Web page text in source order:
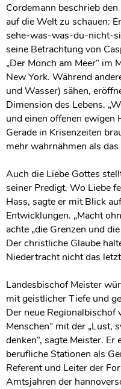
Cordemann beschrieb
auf die Welt zu schauen:
sehe-was-was-du-nicht-
seine Betrachtung von
„Der Mönch am Meer“ im
New York. Während
und Wasser) sähen,
Dimension des Lebens.
und einen offenen ewigen
Gerade in Krisenzeiten
mehr wahrnähmen als
Auch die Liebe Gottes
seiner Predigt. Wo Liebe
Hass, sagte er mit Blick
Entwicklungen. „Macht
achte „die Grenzen und
Der christliche Glaube
Niedertracht nicht das
Landesbischof Meister
mit geistlicher Tiefe und
Der neue Regionalbischof
Menschen“ mit der „Lust,
denken“, sagte Meister.
berufliche Stationen als
Referent und Leiter der
Amtsjahren der